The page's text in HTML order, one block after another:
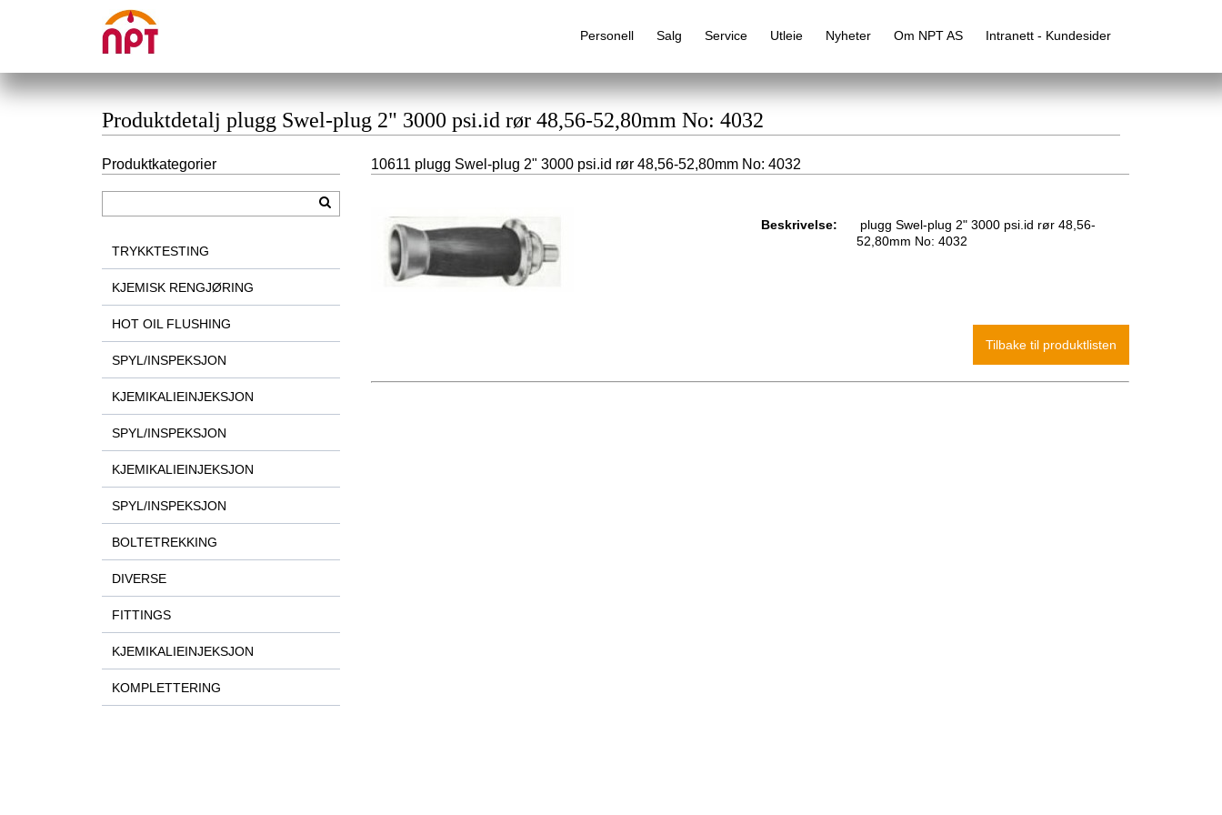
Personell Salg Service Utleie Nyheter Om NPT AS Intranett - Kundesider
Produktdetalj plugg Swel-plug 2" 3000 psi.id rør 48,56-52,80mm No: 4032
10611 plugg Swel-plug 2" 3000 psi.id rør 48,56-52,80mm No: 4032
Beskrivelse:
plugg Swel-plug 2" 3000 psi.id rør 48,56-
52,80mm No: 4032
Produktkategorier
TRYKKTESTING
KJEMISK RENGJØRING
HOT OIL FLUSHING
SPYL/INSPEKSJON
KJEMIKALIEINJEKSJON
SPYL/INSPEKSJON
KJEMIKALIEINJEKSJON
SPYL/INSPEKSJON
BOLTETREKKING
DIVERSE
FITTINGS
KJEMIKALIEINJEKSJON
KOMPLETTERING